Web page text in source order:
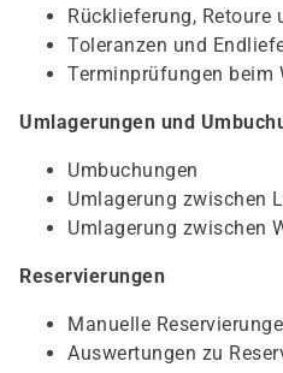
Rücklieferung, Retoure
Toleranzen und
Terminprüfungen beim
Umlagerungen und
Umbuchungen
Umlagerung zwischen
Umlagerung zwischen
Reservierungen
Manuelle
Auswertungen zu